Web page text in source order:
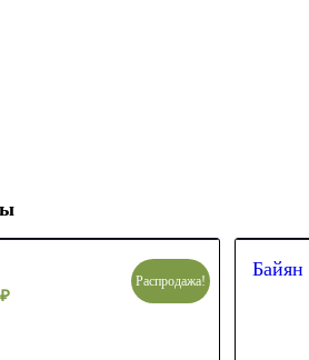
₽
Распродажа!
Байян